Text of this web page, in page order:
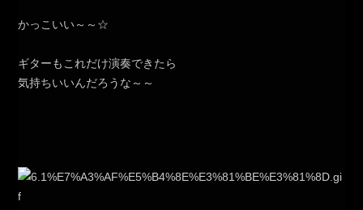
かっこいい～～☆
ギターもこれだけ演奏できたら
気持ちいいんだろうな～～